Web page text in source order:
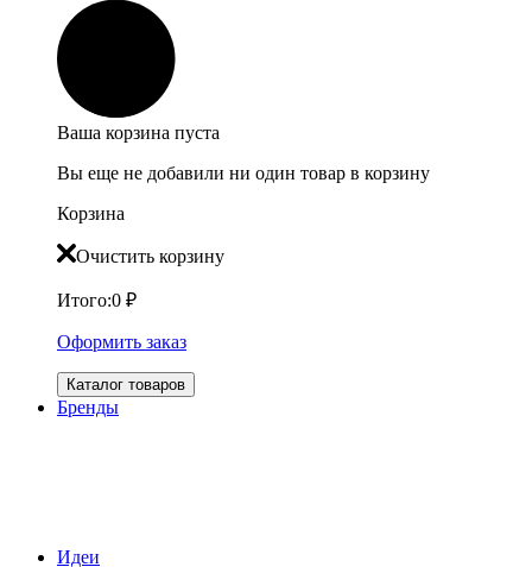
Ваша корзина пуста
Вы еще не добавили ни один товар в корзину
Корзина
Очистить корзину
Итого:0 ₽
Оформить заказ
Каталог товаров
Бренды
Идеи